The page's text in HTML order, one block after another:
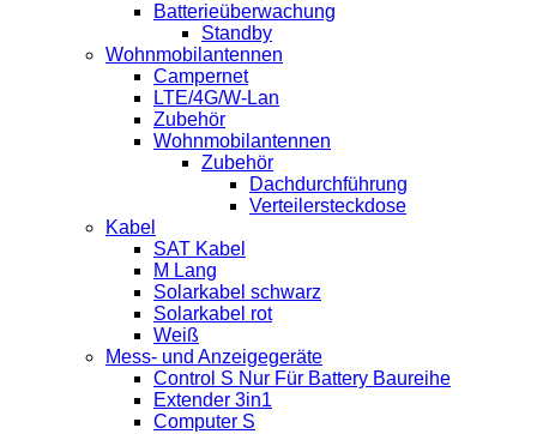
Batterieüberwachung
Standby
Wohnmobilantennen
Campernet
LTE/4G/W-Lan
Zubehör
Wohnmobilantennen
Zubehör
Dachdurchführung
Verteilersteckdose
Kabel
SAT Kabel
M Lang
Solarkabel schwarz
Solarkabel rot
Weiß
Mess- und Anzeigegeräte
Control S Nur Für Battery Baureihe
Extender 3in1
Computer S